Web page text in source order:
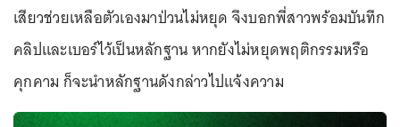
เสียวช่วยเหลือตัวเองมาป่วนไม่หยุด จึงบอกพี่สาวพร้อมบันทึก
คลิปและเบอร์ไว้เป็นหลักฐาน หากยังไม่หยุดพฤติกรรมหรือ
คุกคาม ก็จะนำหลักฐานดังกล่าวไปแจ้งความ